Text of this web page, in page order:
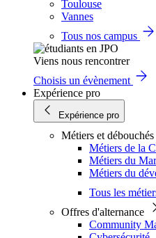
Toulouse
Vannes
Tous nos campus
Viens nous rencontrer
Choisis un évènement
Expérience pro
Expérience pro
Métiers et débouchés
Métiers de la
Métiers du
Métiers du
Tous les
Offres d'alternance
Community